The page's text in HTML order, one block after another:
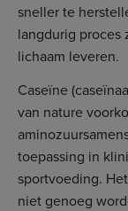
sneller te
langdurig proces
lichaam leveren.
Caseïne
van nature
toepassing in
sportvoeding.
niet genoeg